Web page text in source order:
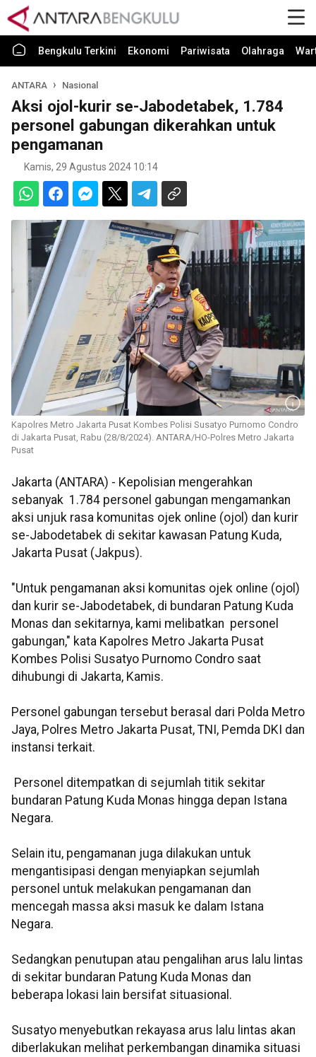
Bengkulu Terkini Ekonomi Pariwisata Olahraga
ANTARA Nasional
Aksi ojol-kurir se-Jabodetabek, 1.784
personel gabungan dikerahkan untuk
pengamanan
Kamis, 29 Agustus 2024 10:14
Kapolres Metro Jakarta Pusat Kombes Polisi Susatyo Purnomo Condro
di Jakarta Pusat, Rabu (28/8/2024). ANTARA/HO-Polres Metro Jakarta
Pusat
Jakarta (ANTARA) - Kepolisian mengerahkan
sebanyak 1.784 personel gabungan mengamankan
aksi unjuk rasa komunitas ojek online (ojol) dan kurir
se-Jabodetabek di sekitar kawasan Patung Kuda,
Jakarta Pusat (Jakpus).
"Untuk pengamanan aksi komunitas ojek online (ojol)
dan kurir se-Jabodetabek, di bundaran Patung Kuda
Monas dan sekitarnya, kami melibatkan personel
gabungan," kata Kapolres Metro Jakarta Pusat
Kombes Polisi Susatyo Purnomo Condro saat
dihubungi di Jakarta, Kamis.
Personel gabungan tersebut berasal dari Polda Metro
Jaya, Polres Metro Jakarta Pusat, TNI, Pemda DKI dan
instansi terkait.
Personel ditempatkan di sejumlah titik sekitar
bundaran Patung Kuda Monas hingga depan Istana
Negara.
Selain itu, pengamanan juga dilakukan untuk
mengantisipasi dengan menyiapkan sejumlah
personel untuk melakukan pengamanan dan
mencegah massa aksi masuk ke dalam Istana
Negara.
Sedangkan penutupan atau pengalihan arus lalu lintas
di sekitar bundaran Patung Kuda Monas dan
beberapa lokasi lain bersifat situasional.
Susatyo menyebutkan rekayasa arus lalu lintas akan
diberlakukan melihat perkembangan dinamika situasi